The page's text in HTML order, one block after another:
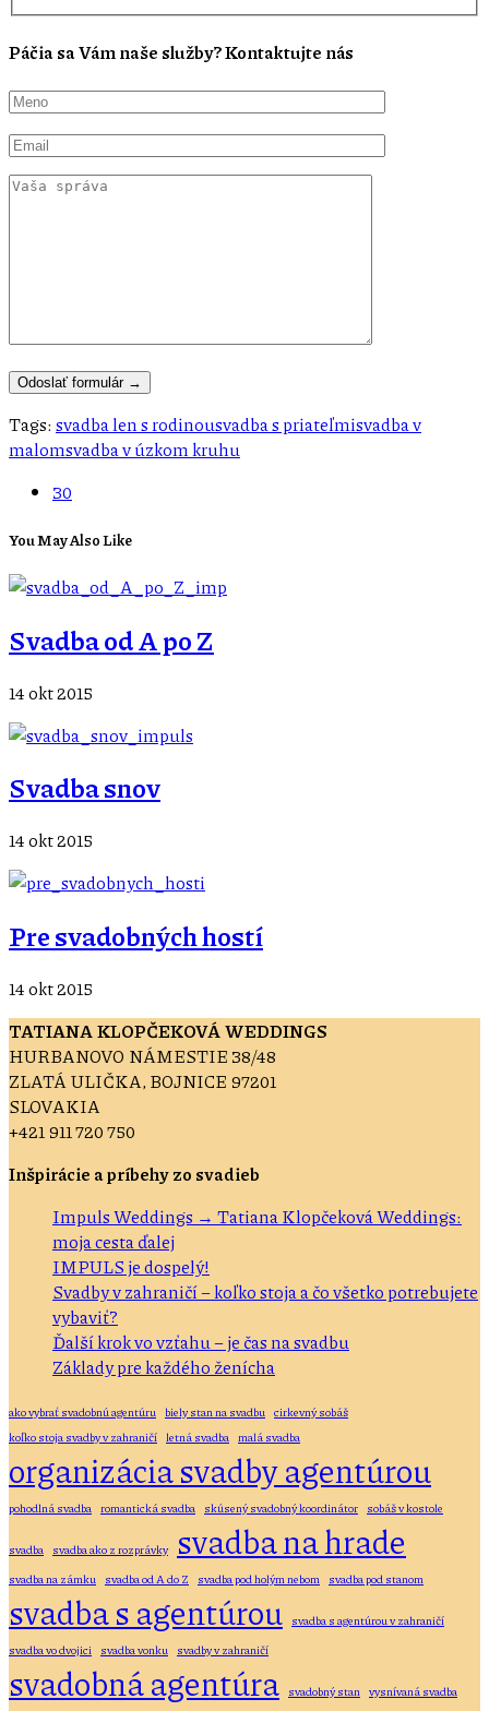
Páčia sa Vám naše služby? Kontaktujte nás
Tags:svadba len s rodinousvadba s priateľmisvadba v
malomsvadba v úzkom kruhu
30
You May Also Like
Svadba od A po Z
14 okt 2015
Svadba snov
14 okt 2015
Pre svadobných hostí
14 okt 2015
TATIANA KLOPČEKOVÁ WEDDINGS
HURBANOVO NÁMESTIE 38/48
ZLATÁ ULIČKA, BOJNICE 97201
SLOVAKIA
+421 911 720 750
Inšpirácie a príbehy zo svadieb
Impuls Weddings → Tatiana Klopčeková Weddings:
moja cesta ďalej
IMPULS je dospelý!
Svadby v zahraničí – koľko stoja a čo všetko potrebujete
vybaviť?
Ďalší krok vo vzťahu – je čas na svadbu
Základy pre každého ženícha
ako vybrať svadobnú agentúru biely stan na svadbu cirkevný sobáš
koľko stoja svadby v zahraničí letná svadba malá svadba
organizácia svadby agentúrou
pohodlná svadba romantická svadba skúsený svadobný koordinátor sobáš v kostole
svadba svadba ako z rozprávky svadba na hrade
svadba na zámku svadba od A do Z svadba pod holým nebom svadba pod stanom
svadba s agentúrou svadba s agentúrou v zahraničí
svadba vo dvojici svadba vonku svadby v zahraničí
svadobná agentúra svadobný stan vysnívaná svadba